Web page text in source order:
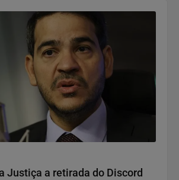
Justiça a retirada do Discord